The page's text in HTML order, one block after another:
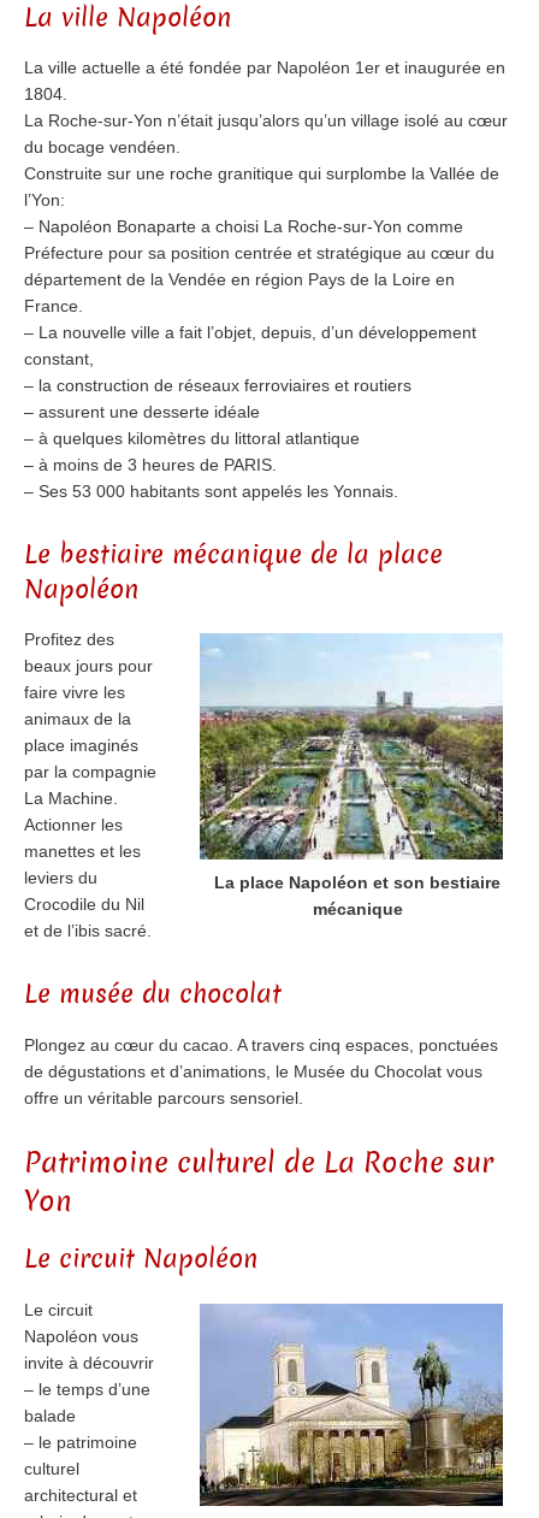
La ville Napoléon
La ville actuelle a été fondée par Napoléon 1er et inaugurée en
1804.
La Roche-sur-Yon n’était jusqu’alors qu’un village isolé au cœur
du bocage vendéen.
Construite sur une roche granitique qui surplombe la Vallée de
l’Yon:
– Napoléon Bonaparte a choisi La Roche-sur-Yon comme
Préfecture pour sa position centrée et stratégique au cœur du
département de la Vendée en région Pays de la Loire en
France.
– La nouvelle ville a fait l’objet, depuis, d’un développement
constant,
– la construction de réseaux ferroviaires et routiers
– assurent une desserte idéale
– à quelques kilomètres du littoral atlantique
– à moins de 3 heures de PARIS.
– Ses 53 000 habitants sont appelés les Yonnais.
Le bestiaire mécanique de la place
Napoléon
La place Napoléon et son bestiaire
mécanique
Profitez des
beaux jours pour
faire vivre les
animaux de la
place imaginés
par la compagnie
La Machine.
Actionner les
manettes et les
leviers du
Crocodile du Nil
et de l’ibis sacré.
Le musée du chocolat
Plongez au cœur du cacao. A travers cinq espaces, ponctuées
de dégustations et d’animations, le Musée du Chocolat vous
offre un véritable parcours sensoriel.
Patrimoine culturel de La Roche sur
Yon
Le circuit Napoléon
Le circuit
Napoléon vous
invite à découvrir
– le temps d’une
balade
– le patrimoine
culturel
architectural et